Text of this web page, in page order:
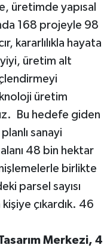
üretimde yapısal
168 projeyle 98
kararlılıkla hayata
üretim alt
üretim
Bu hedefe giden
sanayi
48 bin hektar
birlikte
parsel sayısı
çıkardık. 46
Merkezi, 4